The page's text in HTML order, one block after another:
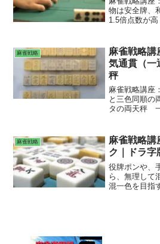
物は安全牌、
1.5倍点数が高
麻雀戦略
麻雀戦略
気通貫（一
秤
麻雀戦略講座
と三色同順
タの両天秤
両天秤
麻雀戦略
麻雀戦略講
ク｜ドラ字
役牌ポンや、
ら、無理して
混一色を目指